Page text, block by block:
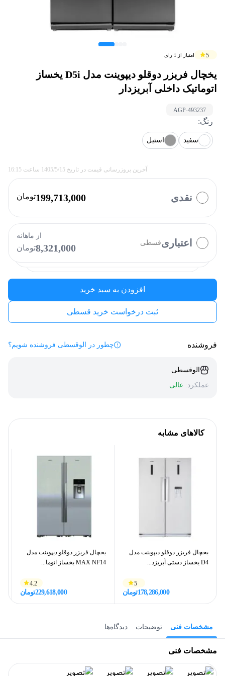
5 امتیاز از 1 رای
یخچال فریزر دوقلو دیپوینت مدل D5i یخساز
اتوماتیک داخلی آبریزدار
AGP-493237
رنگ:
سفید استیل
آخرین بروزرسانی قیمت در تاریخ 1405/5/15 ساعت 16:15
نقدی 199,713,000تومان
اعتباریقسطی
از ماهانه
8,321,000تومان
با چه روشی میخواهید پرداخت کنید؟
دیجی پی
الوپی فیروزه
افزودن به سبد خرید
ثبت درخواست خرید قسطی
فروشنده چطور در الوقسطی فروشنده شویم؟
الوقسطی
عملکرد: عالی
کالاهای مشابه
یخچال فریزر دوقلو دیپوینت مدل
D4 یخساز دستی آبریزد...
5
178,286,000تومان
یخچال فریزر دوقلو دیپوینت مدل
MAX NF14 یخساز اتوما...
4.2
229,618,000تومان
مشخصات فنی توضیحات دیدگاه‌ها
مشخصات فنی